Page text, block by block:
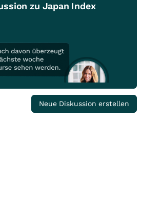
zu Japan Index
Neue Diskussion erstellen